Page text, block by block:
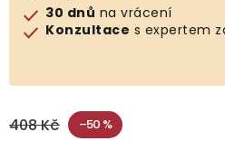
Klub výhod
Naše katalogy
30 dnů na vrácení
Konzultace s expertem
408 Kč –50 %